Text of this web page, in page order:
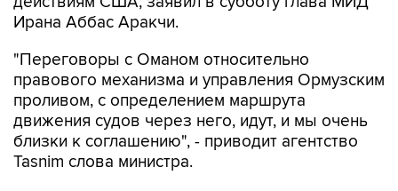
"Переговоры с Оманом относительно
проливом, с определением маршрута
движения судов через него, идут, и мы очень
близки к соглашению", - приводит агентство
Tasnim слова министра.
"Но открытие Ормузского пролива зависит от